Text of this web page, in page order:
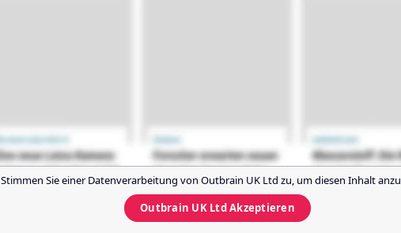
Stimmen Sie einer Datenverarbeitung von Outbrain UK Ltd zu, um diesen Inhalt
Outbrain UK LtdAkzeptieren